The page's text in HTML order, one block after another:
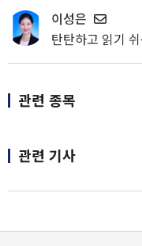
이성은
탄탄하고 읽기
관련 종목
관련 기사